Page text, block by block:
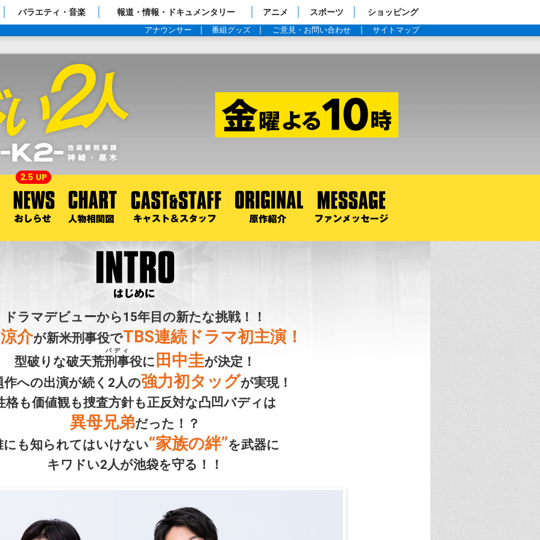
プページ
バラエティ・音楽 報道・情報・ドキュメンタリー アニメ スポーツ ショッピング
アナウンサー 番組グッズ ご意見・お問い合わせ サイトマップ
2.5 UP
ドラマデビューから15年目の新たな挑戦！！
介が新米刑事役でTBS連続ドラマ初主演！
型破りな破天荒刑事
バディ
役に 田中圭が決定！
作への出演が続く 2人の強力初タッグが実現！
格も価値観も捜査方針も正反対な凸凹バディは
異母兄弟だった！？
にも知られてはいけない“家族の絆”を武器に
キワドい2人が池袋を守る！！